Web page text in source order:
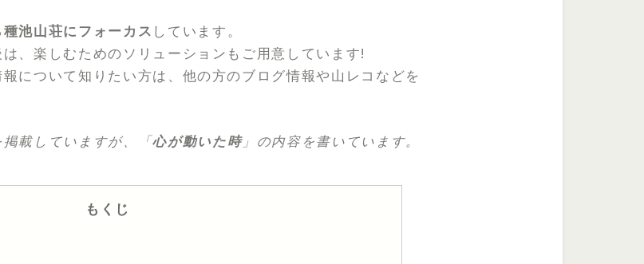
池山荘にフォーカス しています。
、楽しむためのソリューションもご用意しています!
について知りたい方は、他の方のブログ情報や山レコなどを
載していますが、「心が動いた時」の内容を書いています。
もくじ